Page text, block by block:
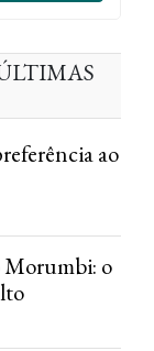
ao
Morumbi: o